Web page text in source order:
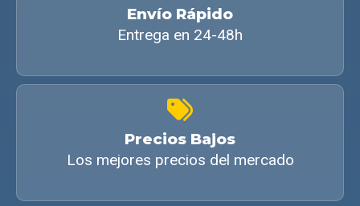
Envío Rápido
Entrega en 24-48h
Precios Bajos
Los mejores precios del mercado